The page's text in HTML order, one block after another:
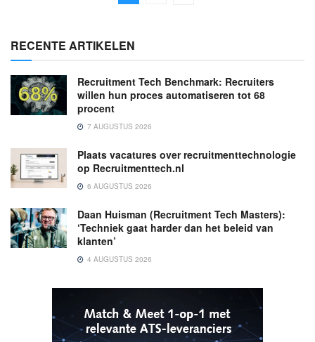
RECENTE ARTIKELEN
Recruitment Tech Benchmark: Recruiters
willen hun proces automatiseren tot 68
procent
7 AUGUSTUS 2026
Plaats vacatures over recruitmenttechnologie
op Recruitmenttech.nl
6 AUGUSTUS 2026
Daan Huisman (Recruitment Tech Masters):
‘Techniek gaat harder dan het beleid van
klanten’
4 AUGUSTUS 2026